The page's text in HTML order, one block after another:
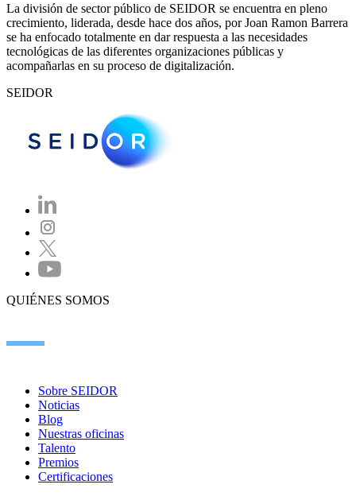
La división de sector público de SEIDOR se encuentra en pleno
crecimiento, liderada, desde hace dos años, por Joan Ramon Barrera
se ha enfocado totalmente en dar respuesta a las necesidades
tecnológicas de las diferentes organizaciones públicas y
acompañarlas en su proceso de digitalización.
SEIDOR
QUIÉNES SOMOS
Sobre SEIDOR
Noticias
Blog
Nuestras oficinas
Talento
Premios
Certificaciones